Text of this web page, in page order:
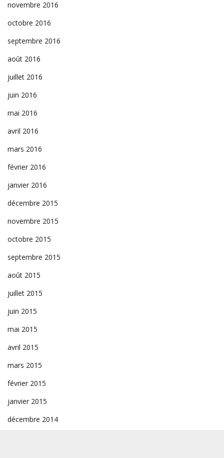
novembre 2016
octobre 2016
septembre 2016
août 2016
juillet 2016
juin 2016
mai 2016
avril 2016
mars 2016
février 2016
janvier 2016
décembre 2015
novembre 2015
octobre 2015
septembre 2015
août 2015
juillet 2015
juin 2015
mai 2015
avril 2015
mars 2015
février 2015
janvier 2015
décembre 2014